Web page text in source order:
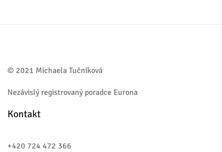
© 2021 Michaela Tučníková
Nezávislý registrovaný poradce Eurona
Kontakt
+420 724 472 366